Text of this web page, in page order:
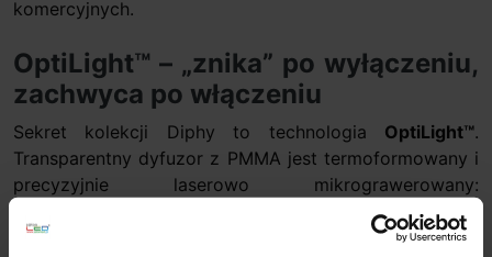
komercyjnych.
OptiLight™ – „znika” po wyłączeniu,
zachwyca po włączeniu
Sekret kolekcji Diphy to technologia OptiLight™.
Transparentny dyfuzor z PMMA jest termoformowany i
precyzyjnie laserowo mikrograwerowany:
mikrostruktury oraz mikronacięcia prowadzą światło
od centralnego rdzenia ku falującym krawędziom